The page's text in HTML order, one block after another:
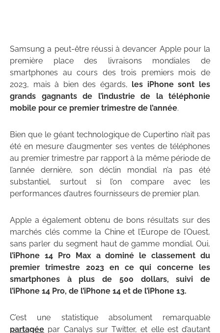
Samsung a peut-être réussi à devancer Apple pour la
première place des livraisons mondiales de
smartphones au cours des trois premiers mois de
2023, mais à bien des égards, les iPhone sont les
grands gagnants de l’industrie de la téléphonie
mobile pour ce premier trimestre de l’année.
Bien que le géant technologique de Cupertino n’ait pas
été en mesure d’augmenter ses ventes de téléphones
au premier trimestre par rapport à la même période de
l’année dernière, son déclin mondial n’a pas été
substantiel, surtout si l’on compare avec les
performances d’autres fournisseurs de premier plan.
Apple a également obtenu de bons résultats sur des
marchés clés comme la Chine et l’Europe de l’Ouest,
sans parler du segment haut de gamme mondial. Oui,
l’iPhone 14 Pro Max a dominé le classement du
premier trimestre 2023 en ce qui concerne les
smartphones à plus de 500 dollars, suivi de
l’iPhone 14 Pro, de l’iPhone 14 et de l’iPhone 13.
C’est une statistique absolument remarquable
partagée par Canalys sur Twitter, et elle est d’autant